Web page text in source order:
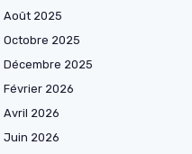
Août 2025
Octobre 2025
Décembre 2025
Février 2026
Avril 2026
Juin 2026